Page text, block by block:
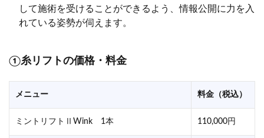
して施術を受けることができるよう、情報公開に力を入
れている姿勢が伺えます。
①糸リフトの価格・料金
メニュー 料金（税込）
ミントリフトⅡWink 1本 110,000円